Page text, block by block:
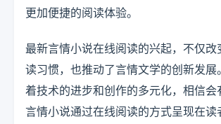
更加便捷的阅读体验。
最新言情小说在线阅读的兴起，不仅改
读习惯，也推动了言情文学的创新发展
着技术的进步和创作的多元化，相信会
言情小说通过在线阅读的方式呈现在读